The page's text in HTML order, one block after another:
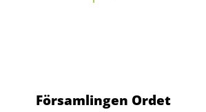
Församlingen Ordet